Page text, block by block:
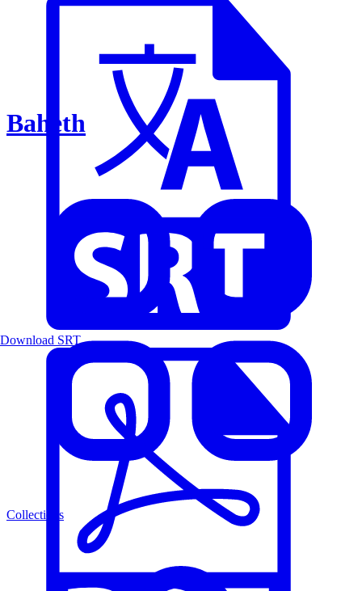
Baheth
Collections
Download SRT